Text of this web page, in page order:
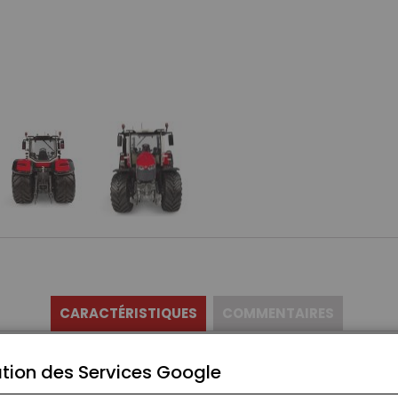
CARACTÉRISTIQUES
des Services Google